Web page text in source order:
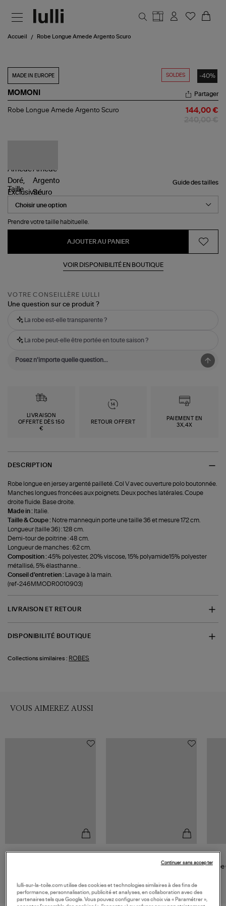
Accueil Robe Longue Amede Argento Scuro
SOLDES -40%
MADE IN EUROPE
MOMONI
Robe
Partager
Robe Longue Amede Argento Scuro 144,00 €
Guide des tailles
Taille
Prendre votre taille habituelle.
AJOUTER AU PANIER
VOIR DISPONIBILITÉ EN BOUTIQUE
VOTRE CONSEILLÈRE LULLI
Une question sur ce produit ?
La robe est-elle transparente ?
La robe peut-elle être portée en toute saison ?
LIVRAISON
OFFERTE DÈS 150
€
RETOUR OFFERT
PAIEMENT EN
3X,4X
DESCRIPTION
Robe longue en jersey argenté pailleté. Col V avec ouverture polo boutonnée.
Manches longues froncées aux poignets. Deux poches latérales. Coupe
droite fluide. Base droite.
Made in : Italie.
Taille & Coupe : Notre mannequin porte une taille 36 et mesure 172 cm.
Longueur (taille 36) : 128 cm.
Demi-tour de poitrine : 48 cm.
Longueur de manches : 62 cm.
Composition :45% polyester, 20% viscose, 15% polyamide15% polyester
métallisé, 5% élasthanne. .
Conseil d'entretien :
Lavage à la main.
(ref-246MMODR0010903)
LIVRAISON ET RETOUR
DISPONIBILITÉ BOUTIQUE
Collections similaires : ROBES
VOUS AIMEREZ AUSSI
Robe Longue Saskylar Medium
Robe
lulli-sur-la-toile.com utilise des cookies et technologies similaires à des fins de
performance, personnalisation, publicité et analyses, en collaboration avec des
partenaires tels que Google. Vous pouvez configurer vos choix via « Paramétrer »,
Continuer sans accepter